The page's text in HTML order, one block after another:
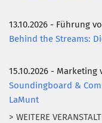
13.10.2026 - Führung
Behind the Streams:
15.10.2026 - Marketing
Soundingboard &
LaMunt
> WEITERE